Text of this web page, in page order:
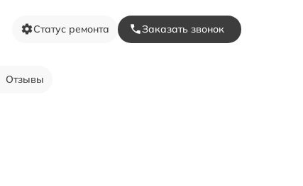
Статус ремонта Заказать звонок
Отзывы